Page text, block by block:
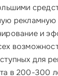
и
для
в 200-300